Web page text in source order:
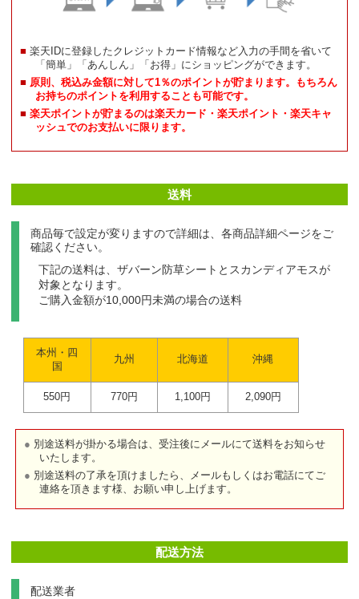
楽天IDに登録したクレジットカード情報など入力の手間を省いて
「簡単」「あんしん」「お得」にショッピングができます。
原則、税込み金額に対して1％のポイントが貯まります。もちろん
お持ちのポイントを利用することも可能です。
楽天ポイントが貯まるのは楽天カード・楽天ポイント・楽天キャ
ッシュでのお支払いに限ります。
送料
商品毎で設定が変りますので詳細は、各商品詳細ページをご
確認ください。
下記の送料は、ザバーン防草シートとスカンディアモスが
対象となります。
ご購入金額が10,000円未満の場合の送料
本州・四
国
九州 北海道 沖縄
550円 770円 1,100円 2,090円
別途送料が掛かる場合は、受注後にメールにて送料をお知らせ
いたします。
別途送料の了承を頂けましたら、メールもしくはお電話にてご
連絡を頂きます様、お願い申し上げます。
配送方法
配送業者